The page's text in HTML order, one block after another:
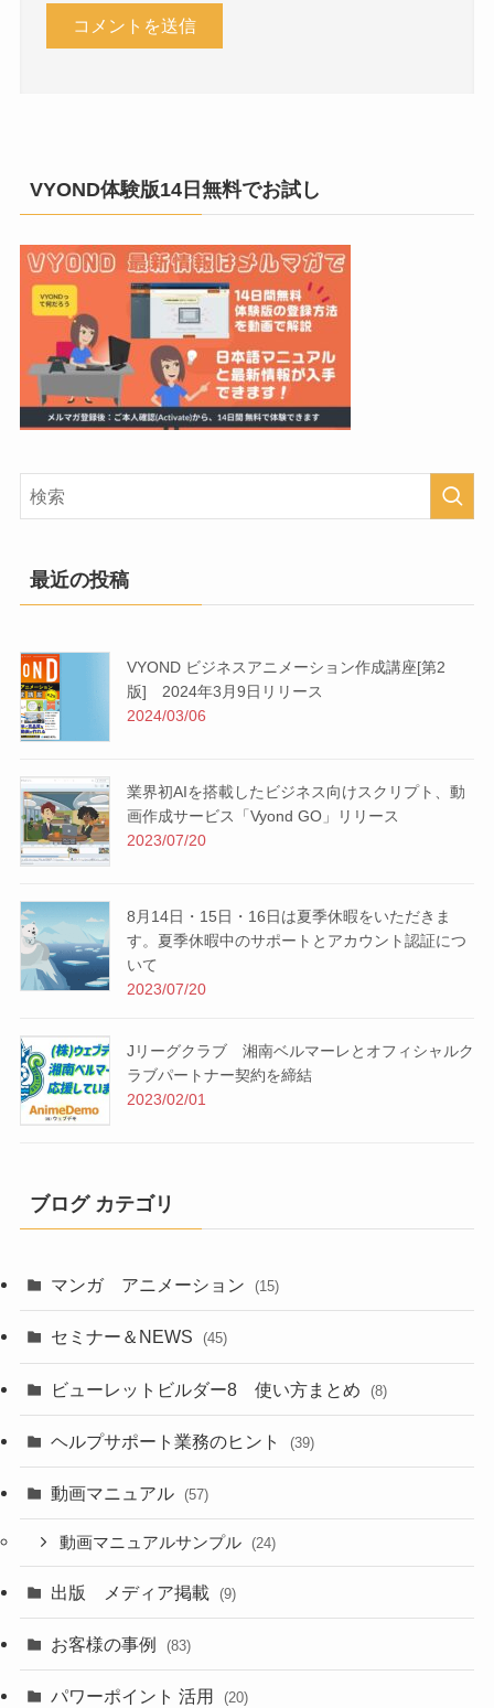
VYOND体験版14日無料でお試し
最近の投稿
VYOND ビジネスアニメーション作成講座[第2
版] 2024年3月9日リリース
2024/03/06
業界初AIを搭載したビジネス向けスクリプト、動
画作成サービス「Vyond GO」リリース
2023/07/20
8月14日・15日・16日は夏季休暇をいただきま
す。夏季休暇中のサポートとアカウント認証につ
いて
2023/07/20
Jリーグクラブ 湘南ベルマーレとオフィシャルク
ラブパートナー契約を締結
2023/02/01
ブログ カテゴリ
マンガ アニメーション (15)
セミナー＆NEWS (45)
ビューレットビルダー8 使い方まとめ (8)
ヘルプサポート業務のヒント (39)
動画マニュアル (57)
動画マニュアルサンプル (24)
出版 メディア掲載 (9)
お客様の事例 (83)
パワーポイント 活用 (20)